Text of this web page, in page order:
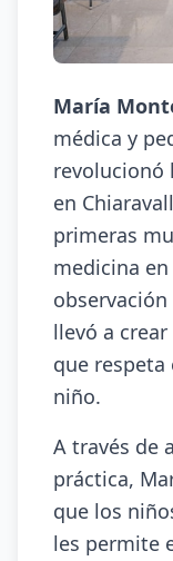
María
médica y
revolucionó
en
primeras
medicina
llevó a
que
niño.
A través de
práctica,
que los
les permite